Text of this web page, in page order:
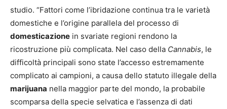
studio. “Fattori come l’ibridazione continua tra le varietà
domestiche e l’origine parallela del processo di
domesticazione in svariate regioni rendono la
ricostruzione più complicata. Nel caso della Cannabis, le
difficoltà principali sono state l’accesso estremamente
complicato ai campioni, a causa dello statuto illegale della
marijuana nella maggior parte del mondo, la probabile
scomparsa della specie selvatica e l’assenza di dati